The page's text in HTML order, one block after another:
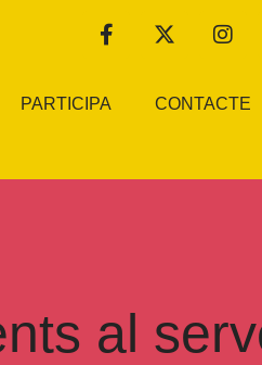
PARTICIPA CONTACTE
al